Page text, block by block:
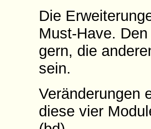
Die
Must-Have.
gern, die
sein.
Veränderungen
diese vier